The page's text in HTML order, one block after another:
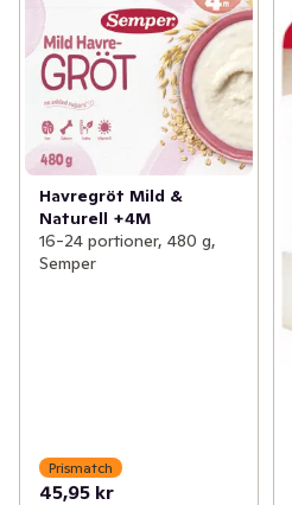
Havregröt Mild &
Naturell +4M
16-24 portioner, 480 g,
Semper
Prismatch
45,95 kr